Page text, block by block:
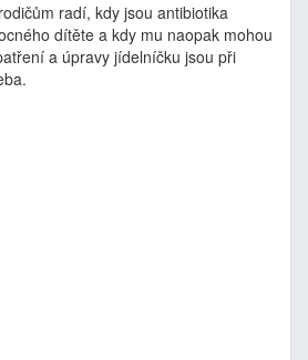
radí, kdy jsou antibiotika
dítěte a kdy mu naopak mohou
a úpravy jídelníčku jsou při